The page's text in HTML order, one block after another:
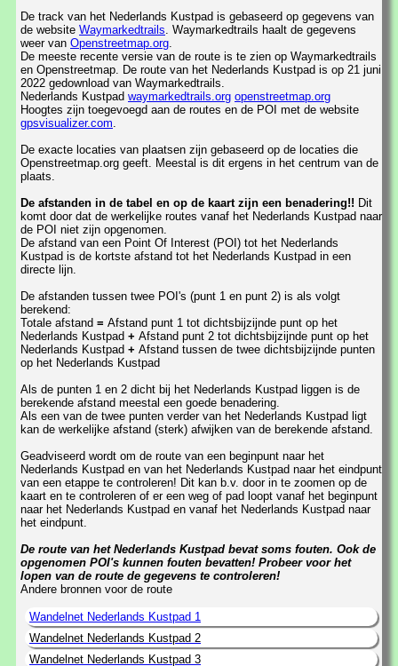
De track van het Nederlands Kustpad is gebaseerd op gegevens van
de website Waymarkedtrails . Waymarkedtrails haalt de gegevens
weer van Openstreetmap.org
De meeste recente versie van de route is te zien op Waymarkedtrails
en Openstreetmap. De route van het Nederlands Kustpad is op 21 juni
2022 gedownload van Waymarkedtrails.
Nederlands Kustpad waymarkedtrails.org openstreetmap.org
Hoogtes zijn toegevoegd aan de routes en de POI met de website
gpsvisualizer.com
De exacte locaties van plaatsen zijn gebaseerd op de locaties die
Openstreetmap.org geeft. Meestal is dit ergens in het centrum van de
plaats.
De afstanden in de tabel en op de kaart zijn een benadering!! Dit
komt door dat de werkelijke routes vanaf het Nederlands Kustpad naar
de POI niet zijn opgenomen.
De afstand van een Point Of Interest (POI) tot het Nederlands
Kustpad is de kortste afstand tot het Nederlands Kustpad in een
directe lijn.
De afstanden tussen twee POI's (punt 1 en punt 2) is als volgt
berekend:
Totale afstand = Afstand punt 1 tot dichtsbijzijnde punt op het
Nederlands Kustpad + Afstand punt 2 tot dichtsbijzijnde punt op het
Nederlands Kustpad + Afstand tussen de twee dichtsbijzijnde punten
op het Nederlands Kustpad
Als de punten 1 en 2 dicht bij het Nederlands Kustpad liggen is de
berekende afstand meestal een goede benadering.
Als een van de twee punten verder van het Nederlands Kustpad ligt
kan de werkelijke afstand (sterk) afwijken van de berekende afstand.
Geadviseerd wordt om de route van een beginpunt naar het
Nederlands Kustpad en van het Nederlands Kustpad naar het eindpunt
van een etappe te controleren! Dit kan b.v. door in te zoomen op de
kaart en te controleren of er een weg of pad loopt vanaf het beginpunt
naar het Nederlands Kustpad en vanaf het Nederlands Kustpad naar
het eindpunt.
De route van het Nederlands Kustpad bevat soms fouten. Ook de
opgenomen POI's kunnen fouten bevatten! Probeer voor het
lopen van de route de gegevens te controleren!
Andere bronnen voor de route
Wandelnet Nederlands Kustpad 1
Wandelnet Nederlands Kustpad 2
Wandelnet Nederlands Kustpad 3